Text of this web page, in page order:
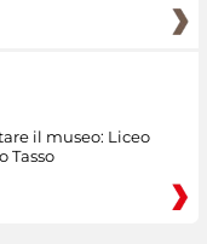
il museo: Liceo
Tasso